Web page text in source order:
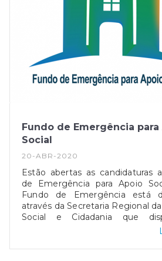
Fundo de Emergência para
Social
20-ABR-2020
Estão abertas as candidaturas
de Emergência para Apoio
Fundo de Emergência está
através da Secretaria Regional
Social e Cidadania que
450.000€ (quatrocentos e
garantir auxílio às famílias,